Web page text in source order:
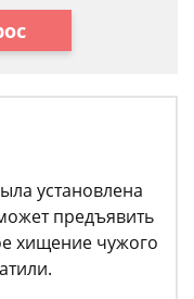
установлена
предъявить
хищение чужого